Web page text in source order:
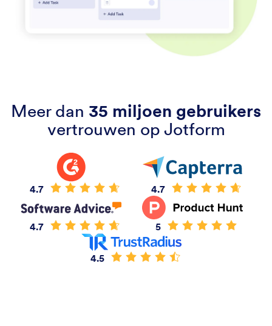
Meer dan 35 miljoen gebruikers
vertrouwen op Jotform
4.7 4.7
4.7 5
4.5